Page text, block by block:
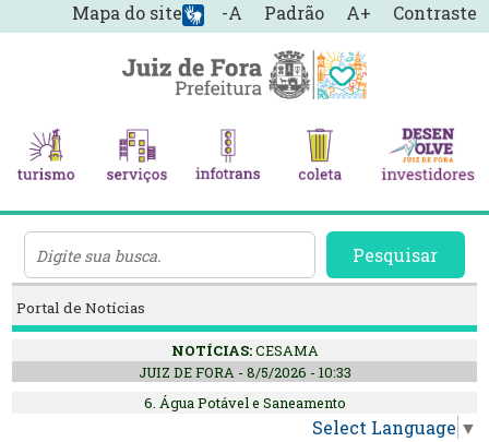
-A Padrão A+ Contraste
Mapa do site
Pesquisar
Portal de Notícias
NOTÍCIAS:CESAMA
JUIZ DE FORA - 8/5/2026 - 10:33
6. Água Potável e Saneamento
Select Language ▼